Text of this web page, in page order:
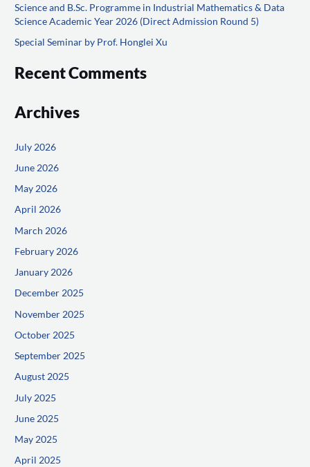
r
:
Science and B.Sc. Programme in Industrial Mathematics & Data
Science Academic Year 2026 (Direct Admission Round 5)
Special Seminar by Prof. Honglei Xu
Recent Comments
Archives
July 2026
June 2026
May 2026
April 2026
March 2026
February 2026
January 2026
December 2025
November 2025
October 2025
September 2025
August 2025
July 2025
June 2025
May 2025
April 2025